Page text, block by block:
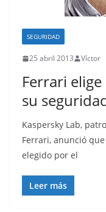
SEGURIDAD
25 abril 2013 Víctor
Ferrari
su
Kaspersky Lab,
Ferrari, anunció
elegido por el
Leer más